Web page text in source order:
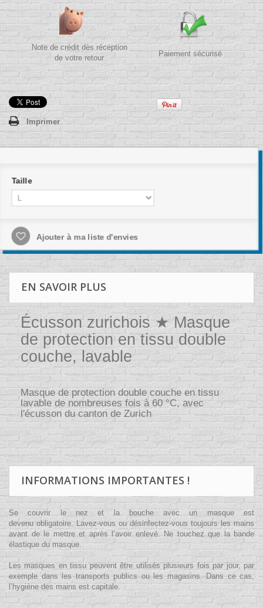
Note de crédit dès réception
de votre retour
Paiement sécurisé
Imprimer
Taille
Ajouter à ma liste d'envies
EN SAVOIR PLUS
Écusson zurichois ★ Masque
de protection en tissu double
couche, lavable
Masque de protection double couche en tissu
lavable de nombreuses fois à 60 °C, avec
l'écusson du canton de Zurich
INFORMATIONS IMPORTANTES !
Se couvrir le nez et la bouche avec un masque est
devenu obligatoire. Lavez-vous ou désinfectez-vous toujours les mains
avant de le mettre et après l’avoir enlevé. Ne touchez que la bande
élastique du masque.
Les masques en tissu peuvent être utilisés plusieurs fois par jour, par
exemple dans les transports publics ou les magasins. Dans ce cas,
l’hygiène des mains est capitale.